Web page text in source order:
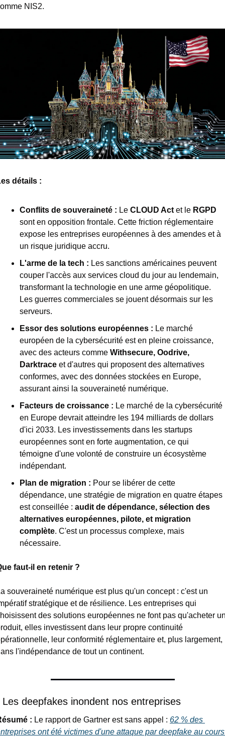
NIS2.
détails :
Conflits de souveraineté : Le CLOUD Act et le RGPD
sont en opposition frontale. Cette friction réglementaire
expose les entreprises européennes à des amendes et à
un risque juridique accru.
L'arme de la tech : Les sanctions américaines peuvent
couper l'accès aux services cloud du jour au lendemain,
transformant la technologie en une arme géopolitique.
Les guerres commerciales se jouent désormais sur les
serveurs.
Essor des solutions européennes : Le marché
européen de la cybersécurité est en pleine croissance,
avec des acteurs comme Withsecure, Oodrive,
Darktrace et d'autres qui proposent des alternatives
conformes, avec des données stockées en Europe,
assurant ainsi la souveraineté numérique.
Facteurs de croissance : Le marché de la cybersécurité
en Europe devrait atteindre les 194 milliards de dollars
d'ici 2033. Les investissements dans les startups
européennes sont en forte augmentation, ce qui
témoigne d'une volonté de construire un écosystème
indépendant.
Plan de migration : Pour se libérer de cette
dépendance, une stratégie de migration en quatre étapes
est conseillée : audit de dépendance, sélection des
alternatives européennes, pilote, et migration
complète. C'est un processus complexe, mais
nécessaire.
faut-il en retenir ?
souveraineté numérique est plus qu'un concept : c'est un
stratégique et de résilience. Les entreprises qui
des solutions européennes ne font pas qu'acheter
elles investissent dans leur propre continuité
leur conformité réglementaire et, plus largement,
l'indépendance de tout un continent.
Les deepfakes inondent nos entreprises
: Le rapport de Gartner est sans appel : 62 % des
ont été victimes d'une attaque par deepfake au cours